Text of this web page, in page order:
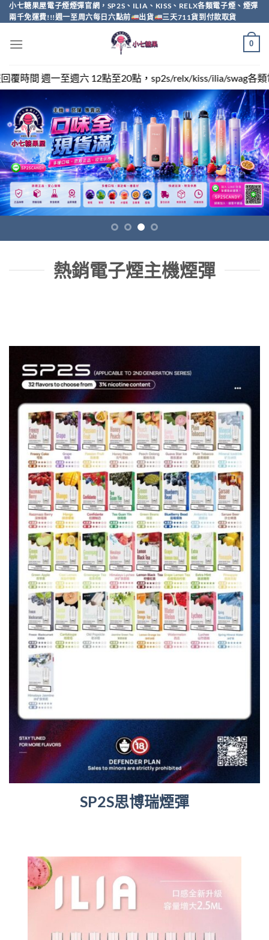
Skip
to
小七糖果屋電子煙煙彈官網，SP2S、ILIA、KISS、RELX各類電子煙、煙彈
兩千免運費!!!週一至周六每日六點前
出貨 三天711貨到付款取貨
0
至20點，sp2s/relx/kiss/ilia/swag各類電子煙煙彈買越多越便
熱銷電子煙主機煙彈
SP2S思博瑞煙彈